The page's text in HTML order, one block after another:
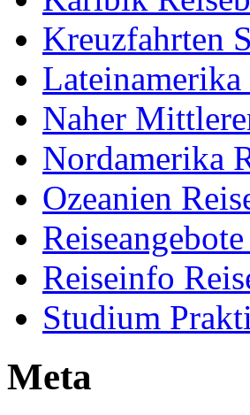
Kreuzfahrten
Lateinamerika
Naher
Nordamerika
Ozeanien
Reiseinfo
Studium
Meta